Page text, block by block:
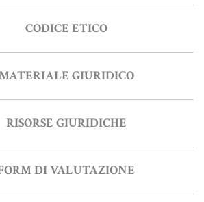
NOTARILE
ITALIANO
CODICE ETICO
GIURIDICO
RISORSE GIURIDICHE
DI VALUTAZIONE